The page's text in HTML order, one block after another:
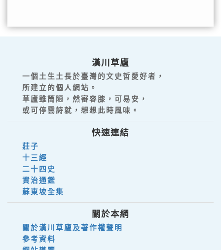
漢川草廬
一個土生土長於臺灣的文史哲愛好者，
所建立的個人網站。
草廬雖簡陋，然審容膝，可易安，
或可停雲詩就，想想此時風味。
快速連結
莊子
十三經
二十四史
資治通鑑
蘇東坡全集
關於本網
關於漢川草廬及著作權聲明
參考資料